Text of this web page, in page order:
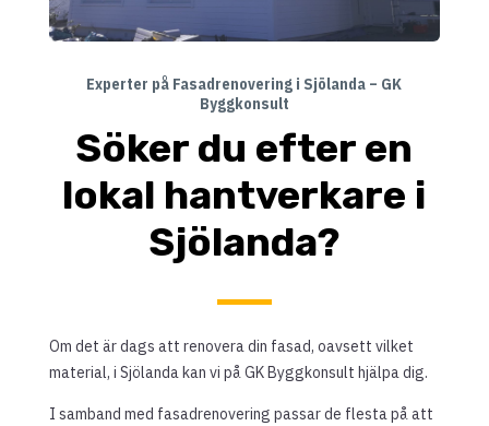
Experter på Fasadrenovering i Sjölanda – GK
Byggkonsult
Söker du efter en
lokal hantverkare i
Sjölanda?
Om det är dags att renovera din fasad, oavsett vilket
material, i Sjölanda kan vi på GK Byggkonsult hjälpa dig.
I samband med fasadrenovering passar de flesta på att